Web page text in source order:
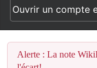
3
4
7
8
Ouvrir un compte
Alerte : La note